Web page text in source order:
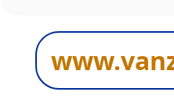
Apartamente de vanzare in Alba
Case de vanzare
Case de vanzare in Alba Iulia
Case de vanzare in Alba Iulia Cetate